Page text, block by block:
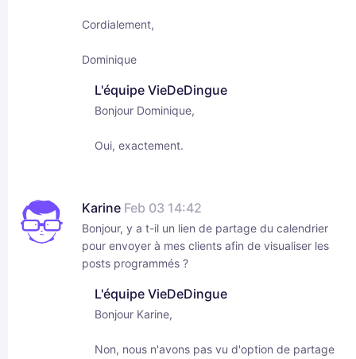
Cordialement,
Dominique
L'équipe VieDeDingue
Bonjour Dominique,
Oui, exactement.
Karine Feb 03 14:42
Bonjour, y a t-il un lien de partage du calendrier
pour envoyer à mes clients afin de visualiser les
posts programmés ?
L'équipe VieDeDingue
Bonjour Karine,
Non, nous n'avons pas vu d'option de partage